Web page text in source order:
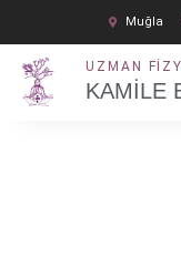
Muğla
UZMAN
KAMİLE